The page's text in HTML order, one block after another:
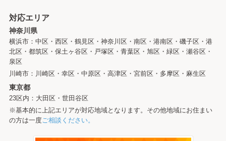
対応エリア
神奈川県
横浜市：中区・西区・鶴見区・神奈川区・南区・港南区・磯子区・港
北区・都筑区・保土ヶ谷区・戸塚区・青葉区・旭区・緑区・瀬谷区・
泉区
川崎市：川崎区・幸区・中原区・高津区・宮前区・多摩区・麻生区
東京都
23区内：大田区・世田谷区
※基本的に上記エリアが対応地域となります。その他地域にお住まい
の方は一度ご相談ください。